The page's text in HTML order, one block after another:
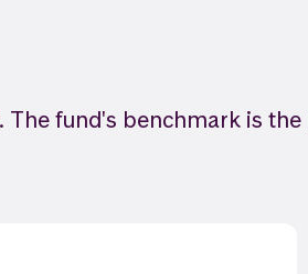
fund's benchmark is